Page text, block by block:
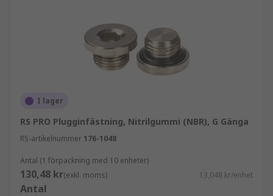
I lager
RS PRO Plugginfästning, Nitrilgummi (NBR), G Gänga
RS-artikelnummer 176-1048
Antal (1 förpackning med 10 enheter)
130,48 kr(exkl. moms) 13,048 kr/enhet
Antal